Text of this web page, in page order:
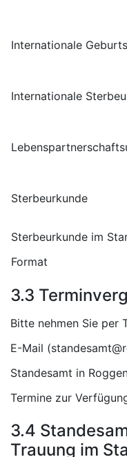
Internationale
Internationale
Sterbeurkunde
Sterbeurkunde im
Format
3.3
Bitte nehmen Sie per
E-Mail (
Standesamt in
Termine zur
3.4
Trauung im